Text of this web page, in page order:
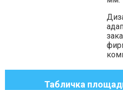
Табличка